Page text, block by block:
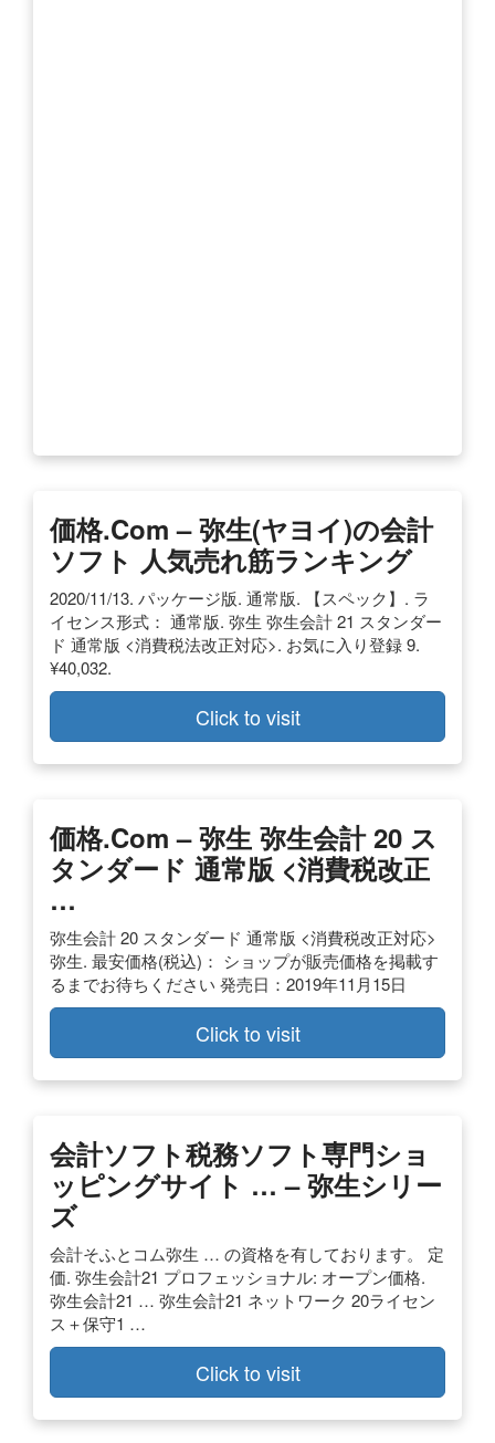
価格.com – 弥生(ヤヨイ)の会計
ソフト 人気売れ筋ランキング
2020/11/13. パッケージ版. 通常版. 【スペック】. ラ
イセンス形式： 通常版. 弥生 弥生会計 21 スタンダー
ド 通常版 <消費税法改正対応>. お気に入り登録 9.
¥40,032.
Click to visit
価格.com – 弥生 弥生会計 20 ス
タンダード 通常版 <消費税改正
…
弥生会計 20 スタンダード 通常版 <消費税改正対応>
弥生. 最安価格(税込)： ショップが販売価格を掲載す
るまでお待ちください 発売日：2019年11月15日
Click to visit
会計ソフト税務ソフト専門ショ
ッピングサイト … – 弥生シリー
ズ
会計そふとコム弥生 … の資格を有しております。 定
価. 弥生会計21 プロフェッショナル: オープン価格.
弥生会計21 … 弥生会計21 ネットワーク 20ライセン
ス＋保守1 …
Click to visit